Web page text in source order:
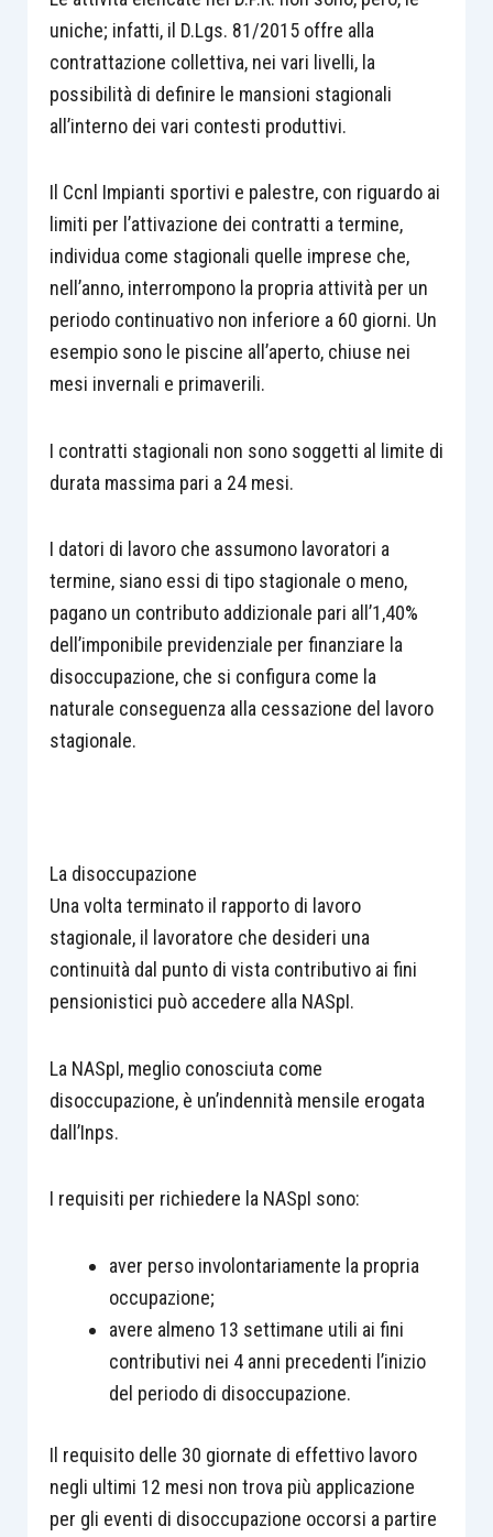
uniche; infatti, il D.Lgs. 81/2015 offre alla
contrattazione collettiva, nei vari livelli, la
possibilità di definire le mansioni stagionali
all’interno dei vari contesti produttivi.
Il Ccnl Impianti sportivi e palestre, con riguardo ai
limiti per l’attivazione dei contratti a termine,
individua come stagionali quelle imprese che,
nell’anno, interrompono la propria attività per un
periodo continuativo non inferiore a 60 giorni. Un
esempio sono le piscine all’aperto, chiuse nei
mesi invernali e primaverili.
I contratti stagionali non sono soggetti al limite di
durata massima pari a 24 mesi.
I datori di lavoro che assumono lavoratori a
termine, siano essi di tipo stagionale o meno,
pagano un contributo addizionale pari all’1,40%
dell’imponibile previdenziale per finanziare la
disoccupazione, che si configura come la
naturale conseguenza alla cessazione del lavoro
stagionale.
La disoccupazione
Una volta terminato il rapporto di lavoro
stagionale, il lavoratore che desideri una
continuità dal punto di vista contributivo ai fini
pensionistici può accedere alla NASpI.
La NASpI, meglio conosciuta come
disoccupazione, è un’indennità mensile erogata
dall’Inps.
I requisiti per richiedere la NASpI sono:
aver perso involontariamente la propria
occupazione;
avere almeno 13 settimane utili ai fini
contributivi nei 4 anni precedenti l’inizio
del periodo di disoccupazione.
Il requisito delle 30 giornate di effettivo lavoro
negli ultimi 12 mesi non trova più applicazione
per gli eventi di disoccupazione occorsi a partire